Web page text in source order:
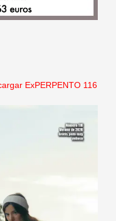
ExPERPENTO 116